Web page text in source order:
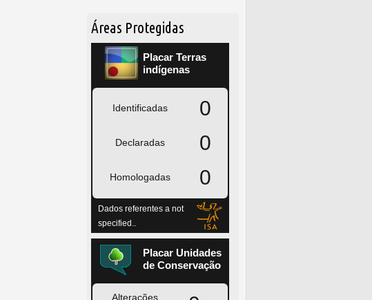
Áreas Protegidas